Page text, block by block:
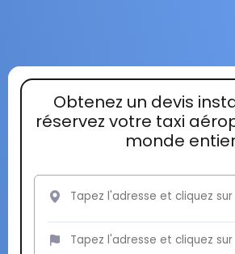
Obtenez un devis
réservez votre taxi
monde